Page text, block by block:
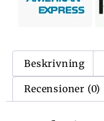
Beskrivning
Recensioner (0)